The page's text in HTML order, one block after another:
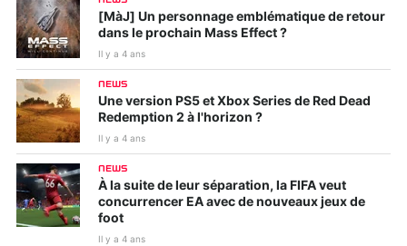
[MàJ] Un personnage emblématique de retour
dans le prochain Mass Effect ?
Il y a 4 ans
NEWS
Une version PS5 et Xbox Series de Red Dead
Redemption 2 à l'horizon ?
Il y a 4 ans
NEWS
À la suite de leur séparation, la FIFA veut
concurrencer EA avec de nouveaux jeux de
foot
Il y a 4 ans